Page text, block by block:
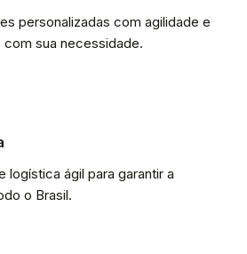
personalizadas com agilidade e
sua necessidade.
logística ágil para garantir a
o Brasil.